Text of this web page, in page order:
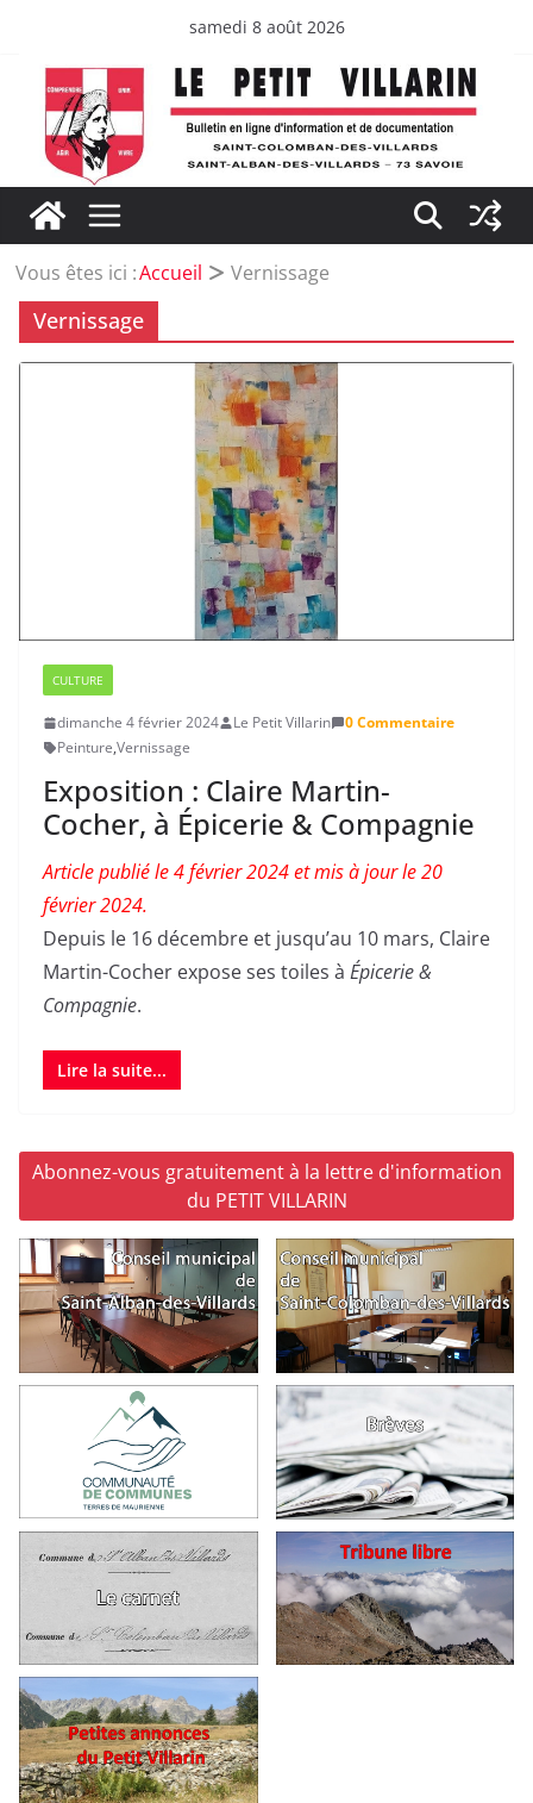
contenu
samedi 8 août 2026
Vous êtes ici :Accueil Vernissage
Vernissage
CULTURE
dimanche 4 février 2024 Le Petit Villarin
0 Commentaire
Peinture,Vernissage
Exposition : Claire Martin-
Cocher, à Épicerie & Compagnie
Article publié le 4 février 2024 et mis à jour le 20
février 2024.
Depuis le 16 décembre et jusqu’au 10 mars, Claire
Martin-Cocher expose ses toiles à Épicerie &
Compagnie.
Lire la suite...
Abonnez-vous gratuitement à la lettre d'information
du PETIT VILLARIN